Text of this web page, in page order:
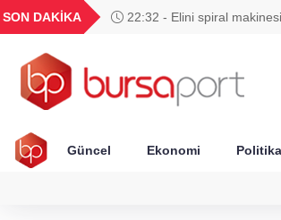
SON DAKİKA 22:32 - Elini spiral
GEL
18,1891
16,3228
Güncel Ekonomi Politika